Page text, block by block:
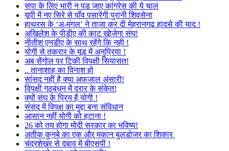
सपा के लिए भारी न पड जाए कांग्रेस की ये चाल
यूपी में नए सिरे से पाँव पसारेगी पुरानी शिवसेना
हाथरस के ‘अ-मंगल’ ने ताजा कर दी मेहरानगढ़ हादसे की याद !
अखिलेश के पीडीए की काट खोजेगा संघ!
नीतीश एनडीए के साथ रहेंगे कि नही !
योगी से तकरार के मूड में अनुप्रिया !
अब सेंगोल पर टिकी विपक्षी सियासत!
.. तानाशाह का विनाश हो
सांसद नहीं है क्या अफजाल अंसारी!
विपक्षी गठबंधन में दरार के संकेत!
क्यों संघ के प्रिय है योगी !
संसद में विपक्ष का मुद्दा बना संविधान
आसान नहीं योगी को हटाना !
26 को तय होगा मोदी सरकार का भविष्य!
अतीक कुनबे का एक और मकान बुलडोजर का शिकार
चंद्रशेखर से दबाव में बीएसपी !